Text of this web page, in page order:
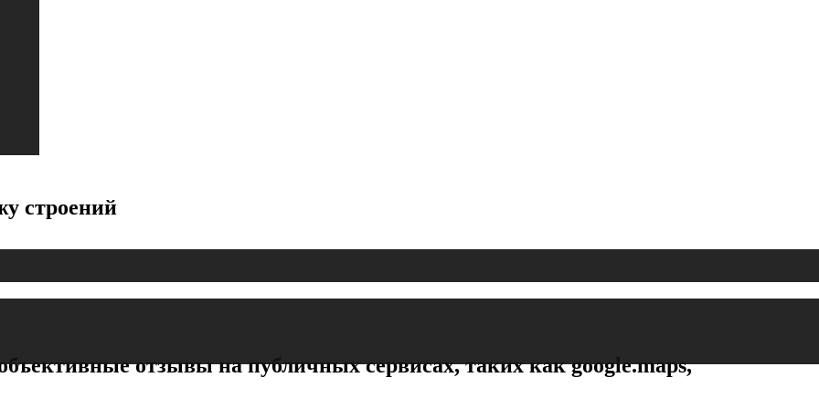
строений
отзывы на публичных сервисах, таких как google.maps,